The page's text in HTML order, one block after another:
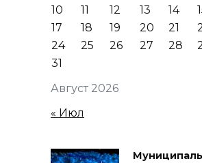
Август 2026
10
11 12 13 14
17
18 19 20 21
24
25 26 27 28
31
« Июл